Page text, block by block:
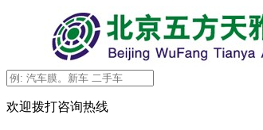
欢迎拨打咨询热线